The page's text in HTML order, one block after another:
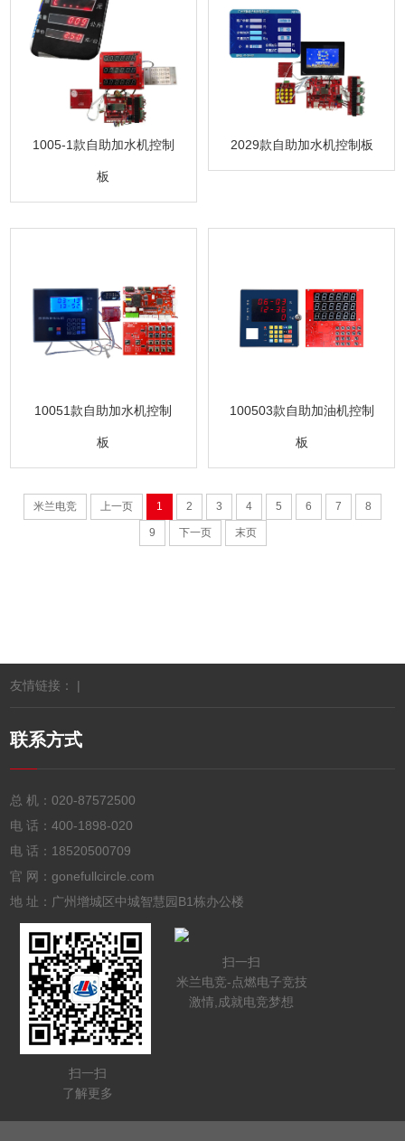
1005-1款自助加水机控制
板
2029款自助加水机控制板
10051款自助加水机控制
板
100503款自助加油机控制
板
米兰电竞 上一页 1 2 3 4 5 6 7 8
9 下一页 末页
友情链接： |
联系方式
总 机：020-87572500
电 话：400-1898-020
电 话： 18520500709
官 网：gonefullcircle.com
地 址：广州增城区中城智慧园B1栋办公楼
扫一扫
了解更多
扫一扫
米兰电竞-点燃电子竞技
激情,成就电竞梦想